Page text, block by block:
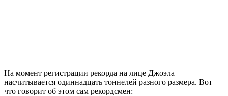
На момент регистрации рекорда на лице Джоэла
насчитывается одиннадцать тоннелей разного размера. Вот
что говорит об этом сам рекордсмен: